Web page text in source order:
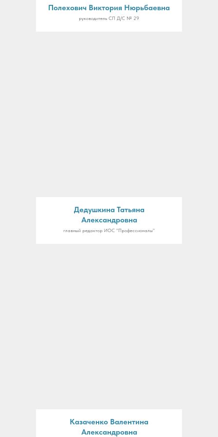
Полехович Виктория Нюрьбаевна
руководитель СП Д/С № 29
Дедушкина Татьяна
Александровна
главный редактор ИОС "Профессионалы"
Казаченко Валентина
Александровна